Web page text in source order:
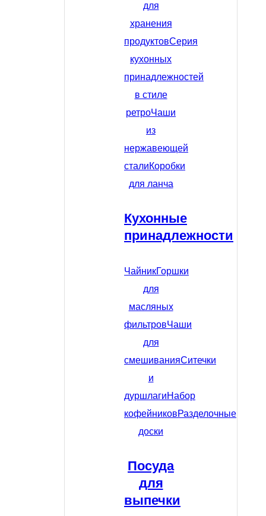
для
хранения
продуктовСерия
кухонных
принадлежностей
в стиле
ретроЧаши
из
нержавеющей
сталиКоробки
для ланча
Кухонные
принадлежности
ЧайникГоршки
для
масляных
фильтровЧаши
для
смешиванияСитечки
и
дуршлагиНабор
кофейниковРазделочные
доски
Посуда
для
выпечки